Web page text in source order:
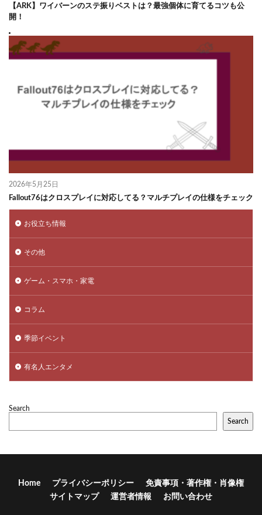
【ARK】ワイバーンのステ振りベストは？最強個体に育てるコツも公
開！
2026年5月25日
Fallout76はクロスプレイに対応してる？マルチプレイの仕様をチェック
お役立ち情報
その他
ゲーム・スマホ・家電
コラム
季節イベント
有名人エンタメ
Search
Search
Home プライバシーポリシー
免責事項・著作権・肖像権
サイトマップ
運営者情報 お問い合わせ